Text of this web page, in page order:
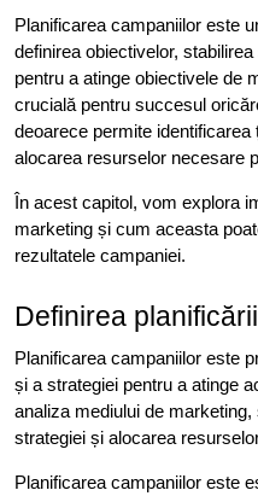
Planificarea campaniilor este
definirea obiectivelor,
pentru a atinge obiectivele de
crucială pentru succesul
deoarece permite identificarea
alocarea resurselor necesare
În acest capitol, vom explora
marketing și cum aceasta
rezultatele campaniei.
Definirea
Planificarea campaniilor este
și a strategiei pentru a atinge
analiza mediului de
strategiei și alocarea
Planificarea campaniilor este